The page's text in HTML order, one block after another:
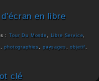
en libre
:Tour Du Monde Libre Service
,photographies paysages ,objetif
clé